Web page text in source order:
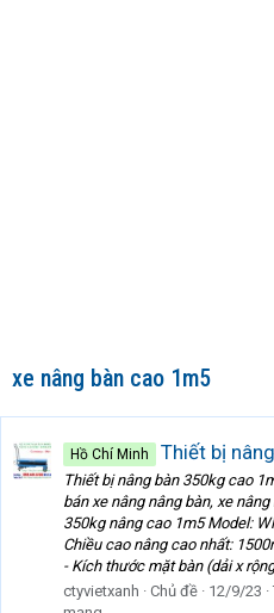
xe nâng bàn cao 1m5
Hồ Chí Minh Thiết bị
Thiết bị nâng bàn 350kg cao
bán xe nâng nâng bàn, xe
350kg nâng cao 1m5 Model:
Chiều cao nâng cao nhất:
- Kích thước mặt bàn (dải x
ctyvietxanh
Chủ đề 12/9/23